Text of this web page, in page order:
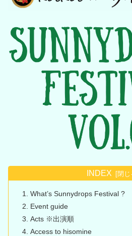
INDEX
What’s Sunnydrops Festival ?
Event guide
Acts ※出演順
Access to hisomine